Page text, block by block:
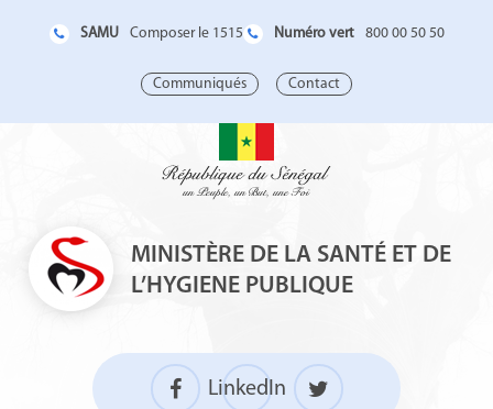
SAMU Composer le 1515 Numéro vert 800 00 50 50
Communiqués Contact
MINISTÈRE DE LA SANTÉ ET DE
L’HYGIENE PUBLIQUE
LinkedIn